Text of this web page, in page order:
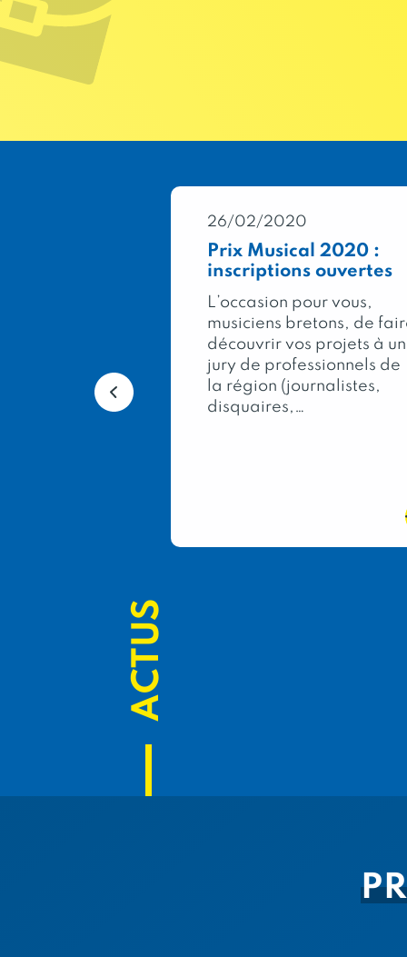
le Concours
26/02/2020
Prix Musical 2020 :
inscriptions ouvertes
L’occasion pour vous,
musiciens bretons, de
découvrir vos projets à un
jury de professionnels de
la région (journalistes,
disquaires,…
ACTUS